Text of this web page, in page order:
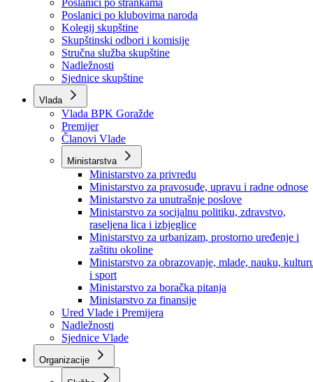
Skupština BPK Goražde
Rukovodstvo
Poslanici po strankama
Poslanici po klubovima naroda
Kolegij skupštine
Skupštinski odbori i komisije
Stručna služba skupštine
Nadležnosti
Sjednice skupštine
Vlada
Vlada BPK Goražde
Premijer
Članovi Vlade
Ministarstva
Ministarstvo za privredu
Ministarstvo za pravosuđe, upravu i radne odnose
Ministarstvo za unutrašnje poslove
Ministarstvo za socijalnu politiku, zdravstvo,
raseljena lica i izbjeglice
Ministarstvo za urbanizam, prostorno uređenje i
zaštitu okoline
Ministarstvo za obrazovanje, mlade, nauku,
i sport
Ministarstvo za boračka pitanja
Ministarstvo za finansije
Ured Vlade i Premijera
Nadležnosti
Sjednice Vlade